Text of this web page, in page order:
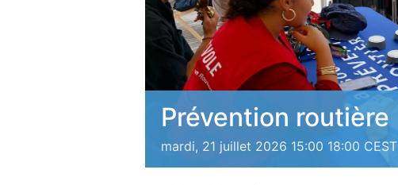
Prévention routière
mardi, 21 juillet 2026 15:00 18:00 CEST